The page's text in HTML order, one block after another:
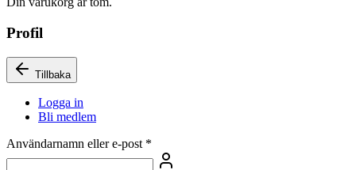
Profil
Tillbaka
Logga in
Bli medlem
Användarnamn eller e-post *